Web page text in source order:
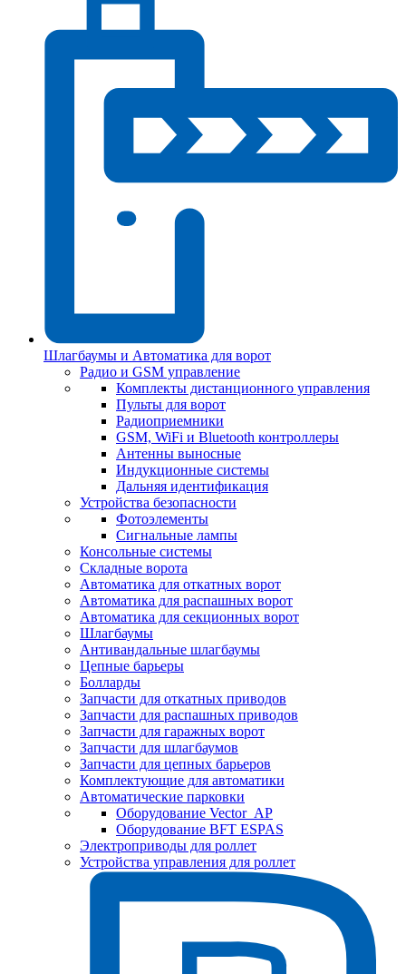
Шлагбаумы и Автоматика для ворот
Радио и GSM управление
Комплекты дистанционного управления
Пульты для ворот
Радиоприемники
GSM, WiFi и Bluetooth контроллеры
Антенны выносные
Индукционные системы
Дальняя идентификация
Устройства безопасности
Фотоэлементы
Сигнальные лампы
Консольные системы
Складные ворота
Автоматика для откатных ворот
Автоматика для распашных ворот
Автоматика для секционных ворот
Шлагбаумы
Антивандальные шлагбаумы
Цепные барьеры
Болларды
Запчасти для откатных приводов
Запчасти для распашных приводов
Запчасти для гаражных ворот
Запчасти для шлагбаумов
Запчасти для цепных барьеров
Комплектующие для автоматики
Автоматические парковки
Оборудование Vector_AP
Оборудование BFT ESPAS
Электроприводы для роллет
Устройства управления для роллет